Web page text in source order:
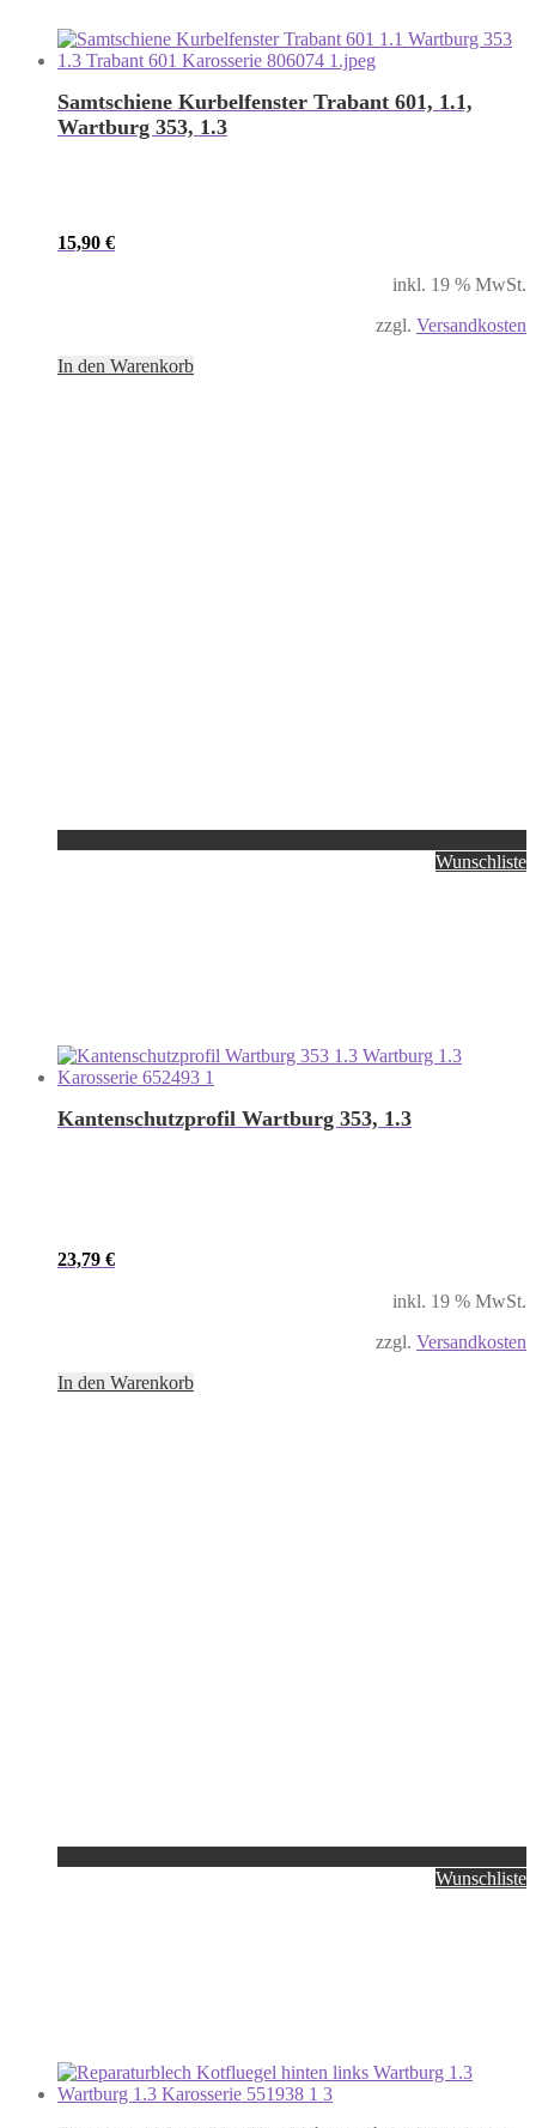
Samtschiene Kurbelfenster Trabant 601, 1.1,
Wartburg 353, 1.3
15,90 €
inkl. 19 % MwSt.
zzgl. Versandkosten
In den Warenkorb
Wunschliste
Kantenschutzprofil Wartburg 353, 1.3
23,79 €
inkl. 19 % MwSt.
zzgl. Versandkosten
In den Warenkorb
Wunschliste